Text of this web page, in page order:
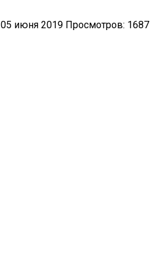
05 июня 2019 Просмотров: 1687